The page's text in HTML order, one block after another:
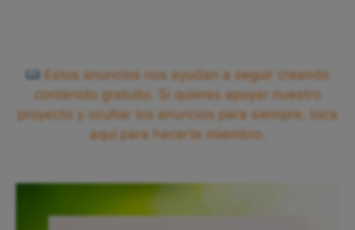
Estos anuncios nos ayudan a seguir creando
contenido gratuito. Si quieres apoyar nuestro
proyecto y ocultar los anuncios para siempre, toca
aquí para hacerte miembro.